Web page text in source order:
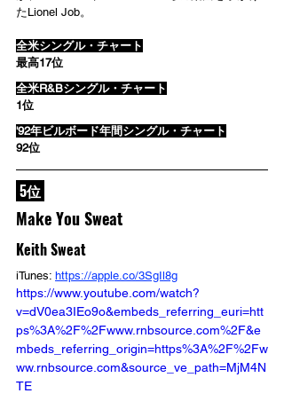
たLionel Job。
全米シングル・チャート
最高17位
全米R&Bシングル・チャート
1位
'92年ビルボード年間シングル・チャート
92位
5位
Make You Sweat
Keith Sweat
iTunes: https://apple.co/3SgIl8g
https://www.youtube.com/watch?
v=dV0ea3IEo9o&embeds_referring_euri=htt
ps%3A%2F%2Fwww.rnbsource.com%2F&e
mbeds_referring_origin=https%3A%2F%2Fw
ww.rnbsource.com&source_ve_path=MjM4N
TE